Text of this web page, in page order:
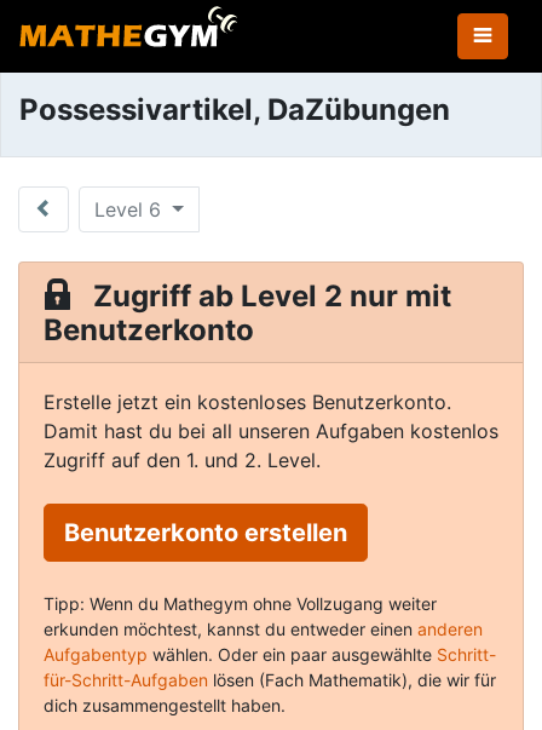
Possessivartikel, DaZübungen
Level 6
Zugriff ab Level 2 nur mit
Benutzerkonto
Erstelle jetzt ein kostenloses Benutzerkonto.
Damit hast du bei all unseren Aufgaben kostenlos
Zugriff auf den 1. und 2. Level.
Benutzerkonto erstellen
Tipp: Wenn du Mathegym ohne Vollzugang weiter
erkunden möchtest, kannst du entweder einen anderen
Aufgabentyp wählen. Oder ein paar ausgewählte Schritt-
für-Schritt-Aufgaben lösen (Fach Mathematik), die wir für
dich zusammengestellt haben.